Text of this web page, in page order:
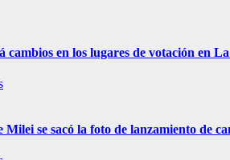
en los lugares de votación en
se sacó la foto de lanzamiento de